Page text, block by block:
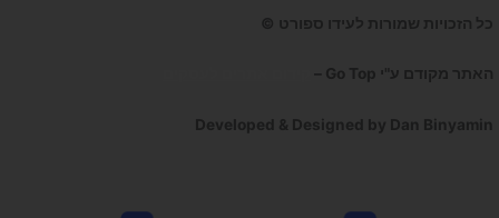
כל הזכויות שמורות לעידו ספורט ©
האתר מקודם ע"י Go Top –
Developed & Designed by Dan Binyamin